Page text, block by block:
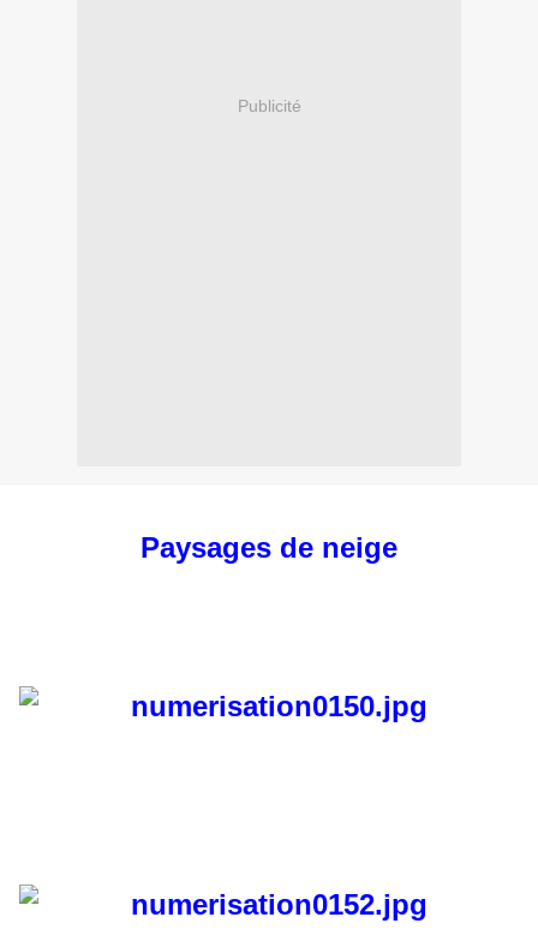
Publicité
Paysages de neige